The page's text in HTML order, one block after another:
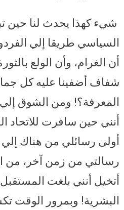
شيء كهذا يحدث لنا حين
السياسي طريقا إلي
أن الغرام، وأن الولع
شفاف أضفينا عليه كل
المعرفة؟! ومن الشوق
أنني حين سافرت للاتحاد
أولى رسائلي من هناك
رسالتي من زمن آخر، من
أتخيل أنني بلغت
البشرية! وبمرور الوقت